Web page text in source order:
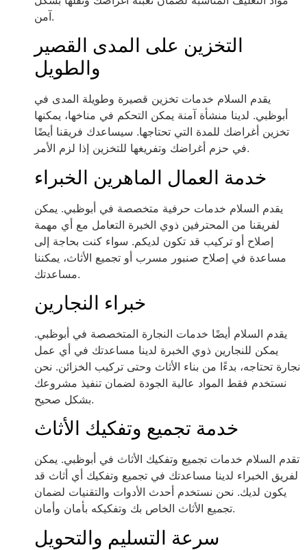
آمن.
التخزين على المدى القصير
والطويل
يقدم السلام خدمات تخزين قصيرة وطويلة المدى في
أبوظبي. لدينا منشأة آمنة يمكن التحكم في مناخها، يمكنها
تخزين أغراضك للمدة التي تحتاجها. سيساعدك فريقنا أيضًا
في حزم أغراضك وتفريغها للتخزين إذا لزم الأمر.
خدمة العمال الماهرين الخبراء
يقدم السلام خدمات حرفية متخصصة في أبوظبي. يمكن
لفريقنا من المحترفين ذوي الخبرة التعامل مع أي مهمة
إصلاح أو تركيب قد تكون لديكم. سواء كنت بحاجة إلى
مساعدة في إصلاح صنبور مسرب أو تجميع الأثاث، يمكننا
مساعدتك.
خبراء النجارين
يقدم السلام أيضًا خدمات النجارة المتخصصة في أبوظبي.
يمكن للنجارين ذوي الخبرة لدينا مساعدتك في أي عمل
نجارة تحتاجه، بدءًا من بناء الأثاث وحتى تركيب الخزائن. نحن
نستخدم فقط المواد عالية الجودة لضمان تنفيذ مشروعك
بشكل صحيح.
خدمة تجميع وتفكيك الأثاث
تقدم السلام خدمات تجميع وتفكيك الأثاث في أبوظبي. يمكن
لفريق الخبراء لدينا مساعدتك في تجميع وتفكيك أي أثاث قد
يكون لديك. نحن نستخدم أحدث الأدوات والتقنيات لضمان
تجميع الأثاث الخاص بك وتفكيكه بأمان وأمان.
سرعة التسليم والتحويل